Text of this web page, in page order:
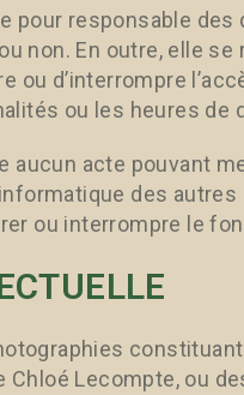
pour responsable
non. En outre, elle
ou d’interrompre
ou les heures de
aucun acte pouvant
des autres
ou interrompre le
Lecompte, ou